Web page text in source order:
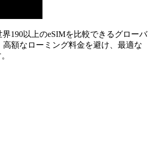
界190以上のeSIMを比較できるグローバ
高額なローミング料金を避け、最適な